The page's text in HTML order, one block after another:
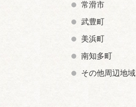
常滑市
武豊町
美浜町
南知多町
その他周辺地域